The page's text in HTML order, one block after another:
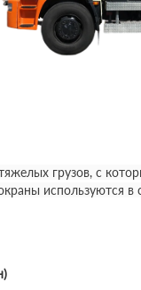
грузов, с
используются в